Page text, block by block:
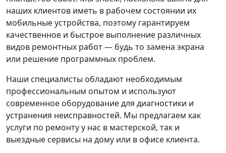
наших клиентов иметь в рабочем состоянии их
мобильные устройства, поэтому гарантируем
качественное и быстрое выполнение различных
видов ремонтных работ — будь то замена экрана
или решение программных проблем.
Наши специалисты обладают необходимым
профессиональным опытом и используют
современное оборудование для диагностики и
устранения неисправностей. Мы предлагаем как
услуги по ремонту у нас в мастерской, так и
выездные сервисы на дому или в офисе клиента.